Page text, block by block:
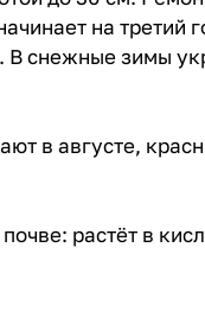
на третий
В снежные зимы
в августе,
растёт в